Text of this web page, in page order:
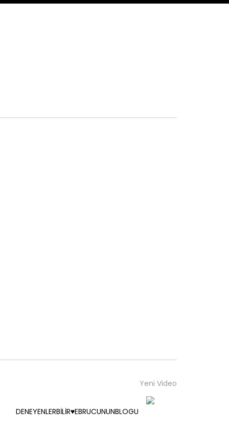
Yeni Video
DENEYENLERBİLİR♥️EBRUCUNUNBLOGU